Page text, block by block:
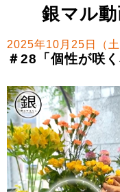
銀マル動
2025年10月25日（土
＃28「個性が咲